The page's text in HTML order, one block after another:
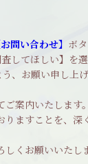
お問い合わせ】 ボ
してほしい】を
、お願い申し上げ
案内いたします。
ますことを、深
くお願いいたし